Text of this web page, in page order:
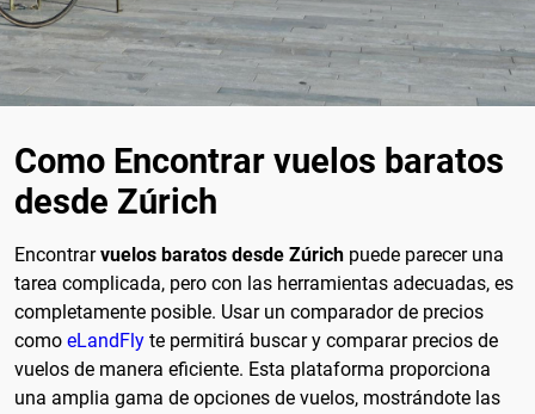
Como Encontrar vuelos baratos
desde Zúrich
Encontrarvuelos baratos desde Zúrich puede parecer una
tarea complicada, pero con las herramientas adecuadas, es
completamente posible. Usar un comparador de precios
como eLandFly te permitirá buscar y comparar precios de
vuelos de manera eficiente. Esta plataforma proporciona
una amplia gama de opciones de vuelos, mostrándote las